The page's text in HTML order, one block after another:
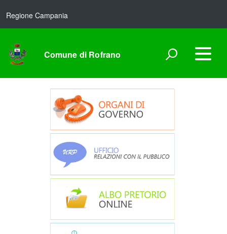
Regione Campania
Comune di Rofrano